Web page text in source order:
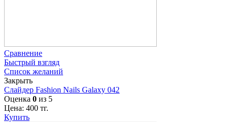
Сравнение
Быстрый взгляд
Список желаний
Закрыть
Слайдер Fashion Nails Galaxy 042
Оценка 0 из 5
Цена: 400 тг.
Купить